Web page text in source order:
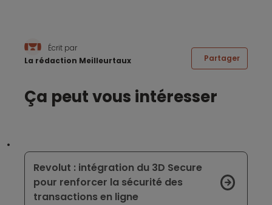
Écrit par
La rédaction Meilleurtaux
Partager
Ça peut vous intéresser
Revolut : intégration du 3D Secure
pour renforcer la sécurité des
transactions en ligne